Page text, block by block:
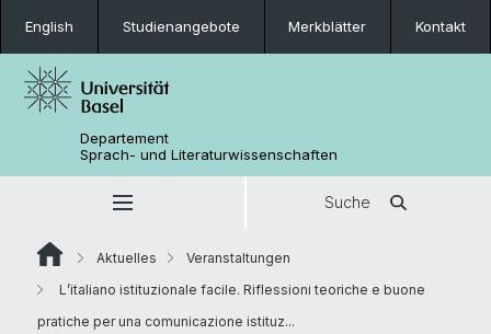
English Studienangebote Merkblätter Kontakt
Departement
Sprach- und Literaturwissenschaften
Suche
Aktuelles
Veranstaltungen
L’italiano istituzionale facile. Riflessioni teoriche e buone
pratiche per una comunicazione istituz...